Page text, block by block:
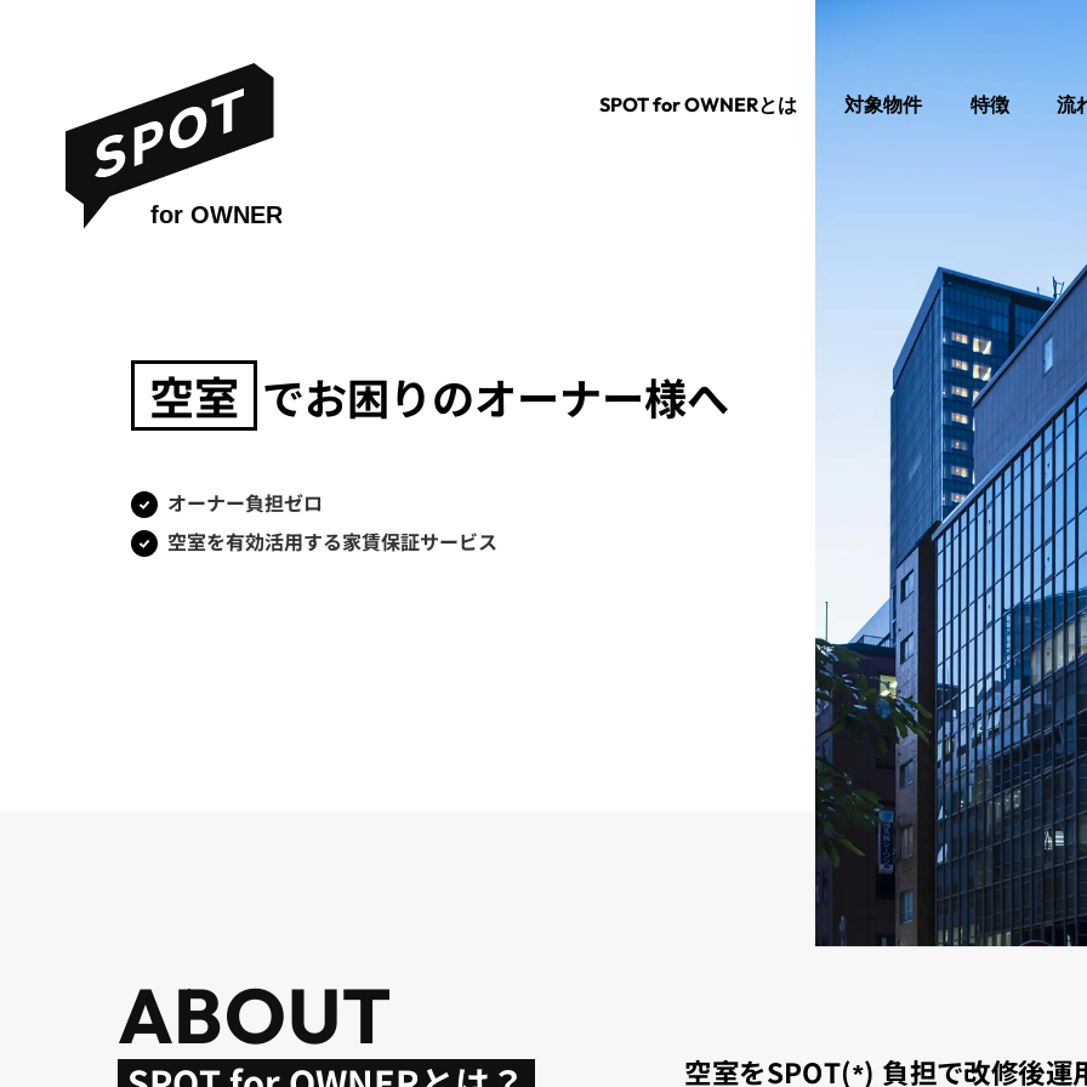
SPOT for OWNERとは 対象物件 特徴 流
空室 でお困りのオーナー様へ
オーナー負担ゼロ
空室を有効活用する家賃保証サービス
ABOUT
空室をSPOT(*) 負担で改修後運